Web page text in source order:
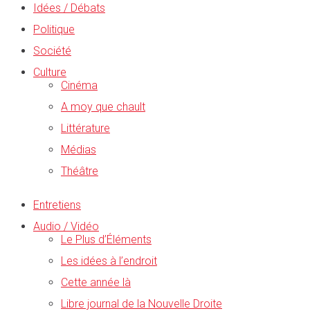
Idées / Débats
Politique
Société
Culture
Cinéma
A moy que chault
Littérature
Médias
Théâtre
Entretiens
Audio / Vidéo
Le Plus d’Éléments
Les idées à l’endroit
Cette année là
Libre journal de la Nouvelle Droite